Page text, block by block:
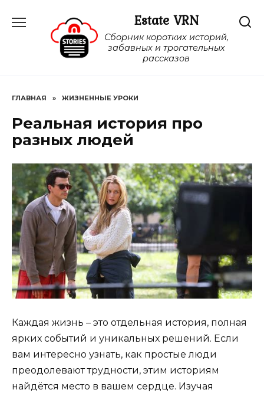
содержанию
Estate VRN
Сборник коротких историй,
забавных и трогательных
рассказов
ГЛАВНАЯ » ЖИЗНЕННЫЕ УРОКИ
Реальная история про
разных людей
Каждая жизнь – это отдельная история, полная
ярких событий и уникальных решений. Если
вам интересно узнать, как простые люди
преодолевают трудности, этим историям
найдётся место в вашем сердце. Изучая